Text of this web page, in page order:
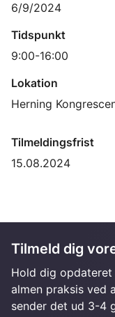
6/9/2024
Tidspunkt
9:00-16:00
Lokation
Herning
Tilmeldingsfrist
15.08.2024
Tilmeld dig
Hold dig
almen praksis ved
sender det ud 3-4